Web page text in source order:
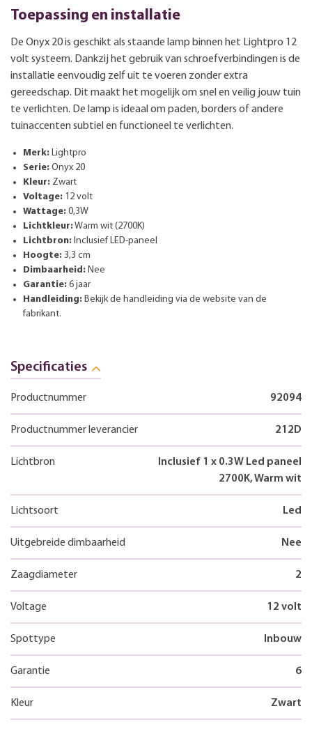
Toepassing en installatie
De Onyx 20 is geschikt als staande lamp binnen het Lightpro 12
volt systeem. Dankzij het gebruik van schroefverbindingen is de
installatie eenvoudig zelf uit te voeren zonder extra
gereedschap. Dit maakt het mogelijk om snel en veilig jouw tuin
te verlichten. De lamp is ideaal om paden, borders of andere
tuinaccenten subtiel en functioneel te verlichten.
Merk: Lightpro
Serie: Onyx 20
Kleur: Zwart
Voltage: 12 volt
Wattage: 0,3W
Lichtkleur:Warm wit (2700K)
Lichtbron: Inclusief LED-paneel
Hoogte: 3,3 cm
Dimbaarheid: Nee
Garantie: 6 jaar
Handleiding: Bekijk de handleiding via de website van de
fabrikant.
Specificaties
Productnummer 92094
Productnummer leverancier 212D
Lichtbron
Inclusief 1 x 0.3W Led paneel
2700K, Warm wit
Lichtsoort Led
Uitgebreide dimbaarheid Nee
Zaagdiameter 2
Voltage 12 volt
Spottype Inbouw
Garantie 6
Kleur Zwart